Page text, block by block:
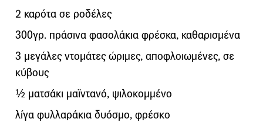
2 καρότα σε ροδέλες
300γρ. πράσινα φασολάκια φρέσκα, καθαρισμένα
3 μεγάλες ντομάτες ώριμες, αποφλοιωμένες, σε
κύβους
½ ματσάκι μαϊντανό, ψιλοκομμένο
λίγα φυλλαράκια δυόσμο, φρέσκο